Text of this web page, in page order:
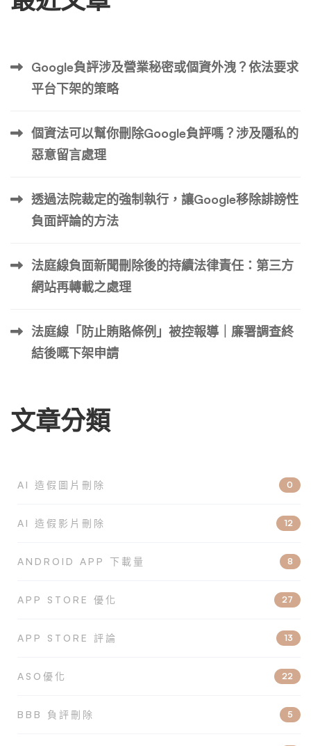
者搜尋某個關鍵字（例如「XX 交易所 詐騙」）時，第一頁
間 備註 源頭刪除（平台申訴） 3 – 14 天 30 – 180 天或失
敗 取決於平台客服效率與證據力 源頭刪除（法律途徑） 60
發函要求移除 …
Google負評涉及營業秘密或個資外洩？依法要求
平台下架的策略
個資法可以幫你刪除Google負評嗎？涉及隱私的
惡意留言處理
透過法院裁定的強制執行，讓Google移除誹謗性
負面評論的方法
法庭線負面新聞刪除後的持續法律責任：第三方
網站再轉載之處理
法庭線「防止賄賂條例」被控報導｜廉署調查終
結後嘅下架申請
文章分類
AI 造假圖片刪除 0
AI 造假影片刪除 12
ANDROID APP 下載量 8
APP STORE 優化 27
APP STORE 評論 13
ASO優化 22
BBB 負評刪除 5